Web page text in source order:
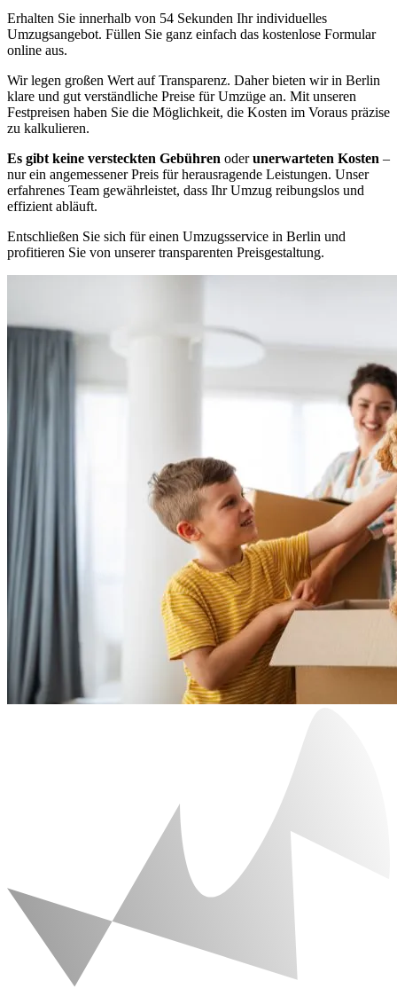
Erhalten Sie innerhalb von 54 Sekunden Ihr individuelles
Umzugsangebot. Füllen Sie ganz einfach das kostenlose Formular
online aus.
Wir legen großen Wert auf Transparenz. Daher bieten wir in Berlin
klare und gut verständliche Preise für Umzüge an. Mit unseren
Festpreisen haben Sie die Möglichkeit, die Kosten im Voraus präzise
zu kalkulieren.
Es gibt keine versteckten Gebühren oderunerwarteten Kosten –
nur ein angemessener Preis für herausragende Leistungen. Unser
erfahrenes Team gewährleistet, dass Ihr Umzug reibungslos und
effizient abläuft.
Entschließen Sie sich für einen Umzugsservice in Berlin und
profitieren Sie von unserer transparenten Preisgestaltung.